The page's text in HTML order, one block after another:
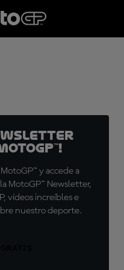
y accede a
MotoGP™ Newsletter,
vídeos increíbles e
nuestro deporte.